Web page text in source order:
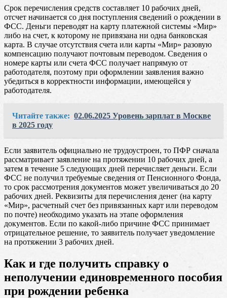
Срок перечисления средств составляет 10 рабочих дней,
отсчет начинается со дня поступления сведений о рождении в
ФСС. Деньги переводят на карту платежной системы «Мир»
либо на счет, к которому не привязана ни одна банковская
карта. В случае отсутствия счета или карты «Мир» разовую
компенсацию получают почтовым переводом. Сведения о
номере карты или счета ФСС получает напрямую от
работодателя, поэтому при оформлении заявления важно
убедиться в корректности информации, имеющейся у
работодателя.
Читайте также: 02.06.2025 Уровень зарплат в Москве
в 2025 году
Если заявитель официально не трудоустроен, то ПФР сначала
рассматривает заявление на протяжении 10 рабочих дней, а
затем в течение 5 следующих дней перечисляет деньги. Если
ФСС не получил требуемые сведения от Пенсионного Фонда,
то срок рассмотрения документов может увеличиваться до 20
рабочих дней. Реквизиты для перечисления денег (на карту
«Мир», расчетный счет без привязанных карт или переводом
по почте) необходимо указать на этапе оформления
документов. Если по какой-либо причине ФСС принимает
отрицательное решение, то заявитель получает уведомление
на протяжении 3 рабочих дней.
Как и где получить справку о
неполучении единовременного пособия
при рождении ребенка